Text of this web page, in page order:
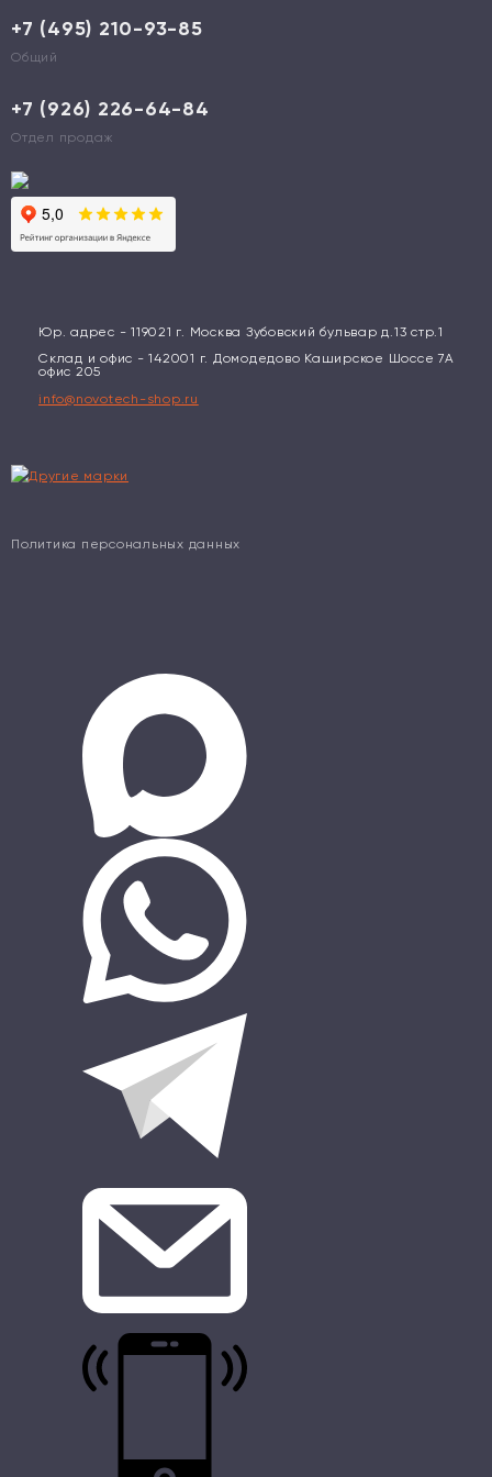
+7 (495) 210-93-85
Общий
+7 (926) 226-64-84
Отдел продаж
Юр. адрес - 119021 г. Москва Зубовский бульвар д.13 стр.1
Склад и офис - 142001 г. Домодедово Каширское Шоссе 7А
офис 205
info@novotech-shop.ru
Политика персональных данных